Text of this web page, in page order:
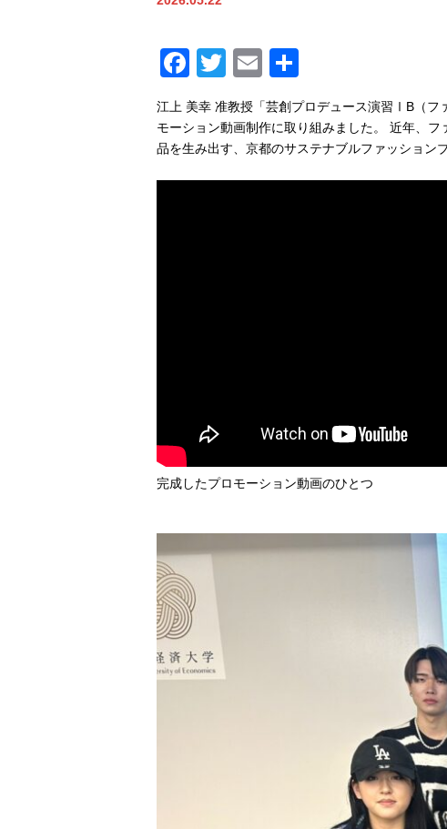
Facebook
TwitterEmail
有
江上 美幸 准教授「芸創プロデュース演習ⅠB（フ
モーション動画制作に取り組みました。 近年、
品を生み出す、京都のサステナブルファッション
完成したプロモーション動画のひとつ